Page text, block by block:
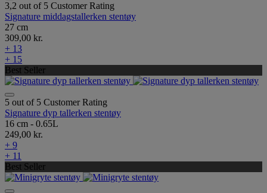
3,2 out of 5 Customer Rating
Signature middagstallerken stentøy
27 cm
309,00 kr.
+ 13
+ 15
Best Seller
5 out of 5 Customer Rating
Signature dyp tallerken stentøy
16 cm - 0.65L
249,00 kr.
+ 9
+ 11
Best Seller